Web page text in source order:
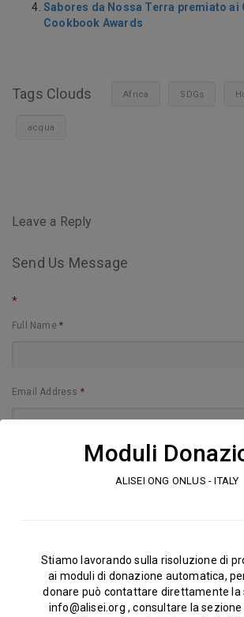
Sabores da Nossa Terra premiato ai
Cookbook Awards
Tags Clouds Africa SDGs
acqua
Leave a Reply
Send Us Message
*
Full Name*
Email Address *
Moduli
ALISEI ONG ONLUS - ITALY
Stiamo lavorando sulla risoluzione di
ai moduli di donazione automatica,
donare può contattare direttamente la
info@alisei.org , consultare la